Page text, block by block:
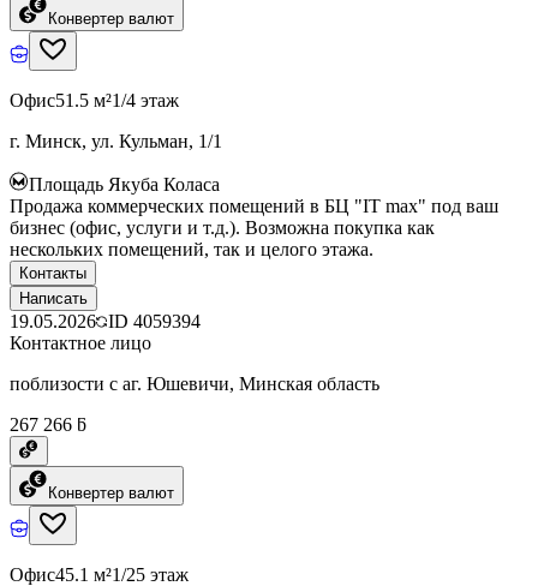
Конвертер валют
Офис51.5 м²1/4 этаж
г. Минск, ул. Кульман, 1/1
Площадь Якуба Коласа
Продажа коммерческих помещений в БЦ "IT max" под ваш
бизнес (офис, услуги и т.д.). Возможна покупка как
нескольких помещений, так и целого этажа.
Контакты
Написать
19.05.2026 ID 4059394
Контактное лицо
поблизости с аг. Юшевичи, Минская область
267 266 ƃ
Конвертер валют
Офис45.1 м²1/25 этаж